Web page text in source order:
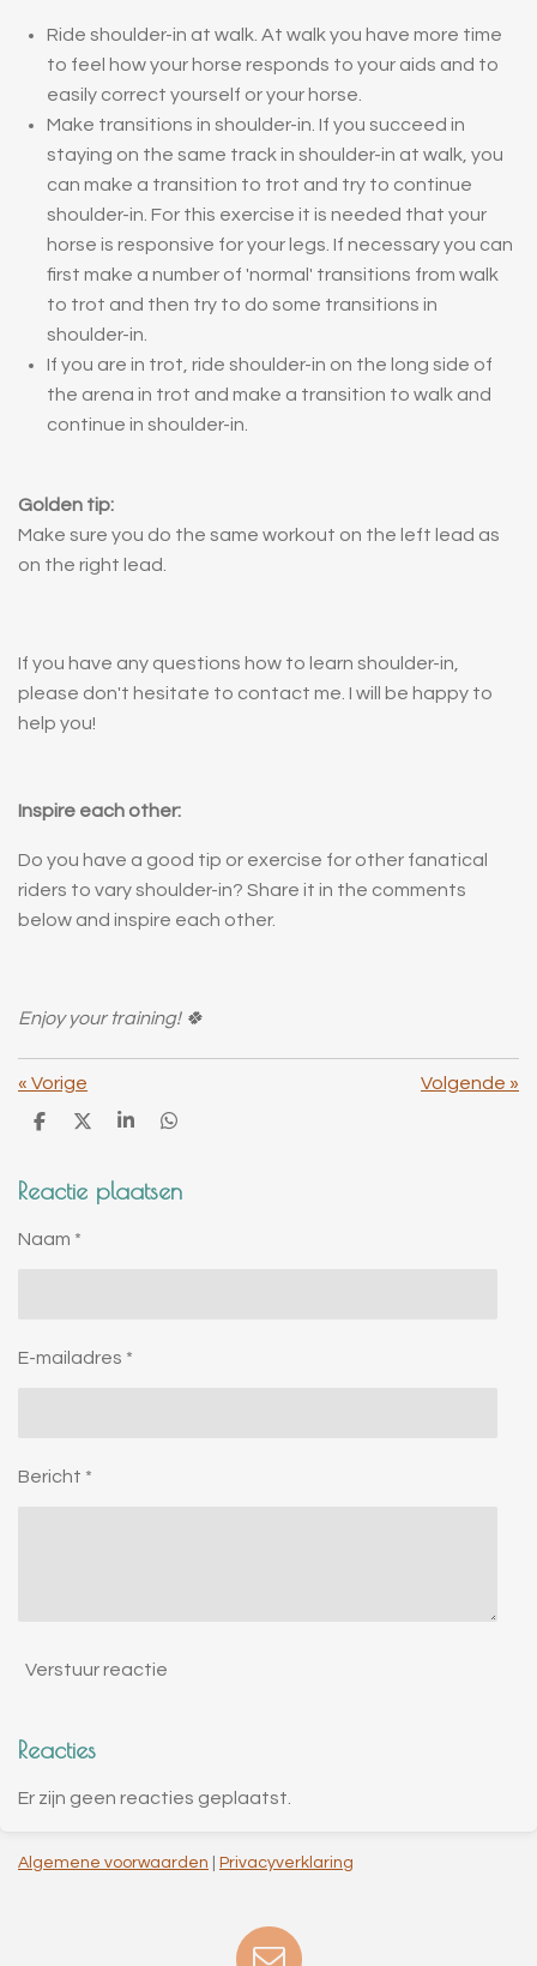
Ride shoulder-in at walk. At walk you have more time
to feel how your horse responds to your aids and to
easily correct yourself or your horse.
Make transitions in shoulder-in. If you succeed in
staying on the same track in shoulder-in at walk, you
can make a transition to trot and try to continue
shoulder-in. For this exercise it is needed that your
horse is responsive for your legs. If necessary you can
first make a number of 'normal' transitions from walk
to trot and then try to do some transitions in
shoulder-in.
If you are in trot, ride shoulder-in on the long side of
the arena in trot and make a transition to walk and
continue in shoulder-in.
Golden tip:
Make sure you do the same workout on the left lead as
on the right lead.
If you have any questions how to learn shoulder-in,
please don't hesitate to contact me. I will be happy to
help you!
Inspire each other:
Do you have a good tip or exercise for other fanatical
riders to vary shoulder-in? Share it in the comments
below and inspire each other.
Enjoy your training! 🍀
« Vorige Volgende »
D
e
n
D
l
S
r
e
D
e
n
Reactie plaatsen
Naam *
E-mailadres *
Bericht *
Verstuur reactie
Reacties
Er zijn geen reacties geplaatst.
Algemene voorwaarden Privacyverklaring